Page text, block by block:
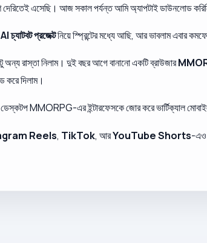
দেরিতেই এসেছি। আজ সকাল পর্যন্ত আমি অ্যাপটাই ডাউনলোড
AI চ্যাটবট প্রজেক্টনিয়ে স্প্রিন্টের মধ্যে আছি, আর ভাবলাম এবার
রাস্তা নিলাম। দুই বছর আগে বানানো একটি ব্রাউজার
করে দিলাম।
MMORPG-এর ইন্টারফেসকে জোর করে ভার্টিক্যাল
Reels, TikTok, আরYouTube Shorts-এও